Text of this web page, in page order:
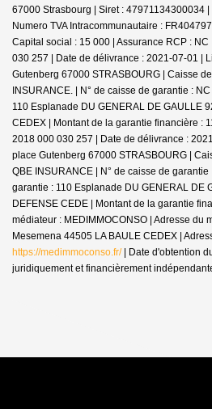
67000 Strasbourg | Siret : 47971134300034 |
Numero TVA Intracommunautaire :
Capital social : 15 000 | Assurance RCP : NC |
030 257 | Date de délivrance : 2021-07-01 |
Gutenberg 67000 STRASBOURG | Caisse
INSURANCE. | N° de caisse de garantie :
110 Esplanade DU GENERAL DE GAULLE
CEDEX | Montant de la garantie financière :
2018 000 030 257 | Date de délivrance :
place Gutenberg 67000 STRASBOURG |
QBE INSURANCE | N° de caisse de
garantie : 110 Esplanade DU GENERAL DE
DEFENSE CEDE | Montant de la garantie
médiateur : MEDIMMOCONSO | Adresse du
Mesemena 44505 LA BAULE CEDEX |
https://medimmoconso.fr/| Date d'obtention
juridiquement et financièrement